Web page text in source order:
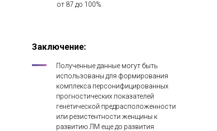
от 87 до 100%.
Заключение:
Полученные данные могут быть
использованы для формирования
комплекса персонифицированных
прогностических показателей
генетической предрасположенности
или резистентности женщины к
развитию ЛМ еще до развития